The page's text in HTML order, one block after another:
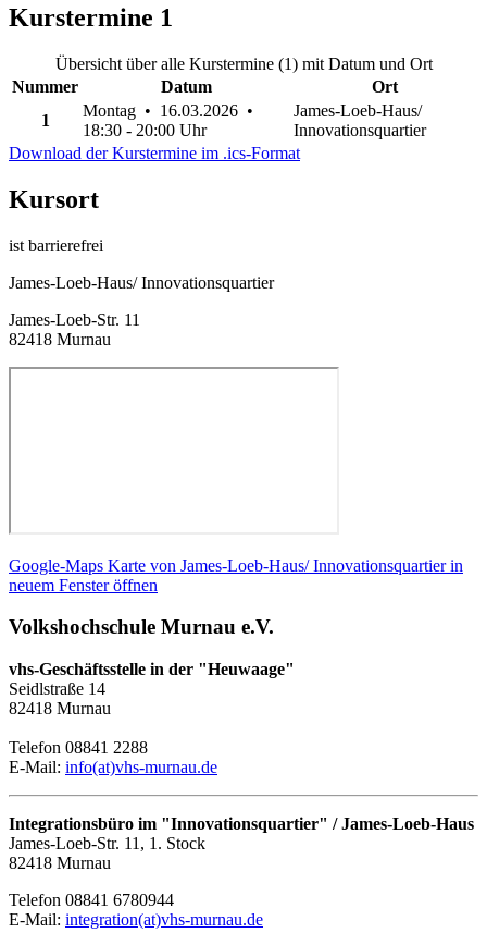
Kurstermine 1
Übersicht über alle Kurstermine (1) mit Datum und Ort
Nummer
Datum
Ort
1
Montag • 16.03.2026 •
18:30 - 20:00 Uhr
James-Loeb-Haus/
Innovationsquartier
Download der Kurstermine im .ics-Format
Kursort
ist barrierefrei
James-Loeb-Haus/ Innovationsquartier
James-Loeb-Str. 11
82418 Murnau
Google-Maps Karte von James-Loeb-Haus/ Innovationsquartier in
neuem Fenster öffnen
Volkshochschule Murnau e.V.
vhs-Geschäftsstelle in der "Heuwaage"
Seidlstraße 14
82418 Murnau
Telefon 08841 2288
E-Mail: info(at)vhs-murnau.de
Integrationsbüro im "Innovationsquartier" / James-Loeb-Haus
James-Loeb-Str. 11, 1. Stock
82418 Murnau
Telefon 08841 6780944
E-Mail: integration(at)vhs-murnau.de